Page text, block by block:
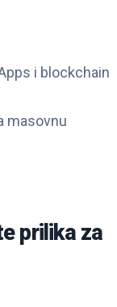
i blockchain
masovnu
prilika za